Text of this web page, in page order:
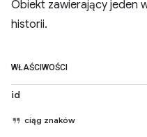
Obiekt zawierający jeden
historii.
WŁAŚCIWOŚCI
id
ciąg znaków